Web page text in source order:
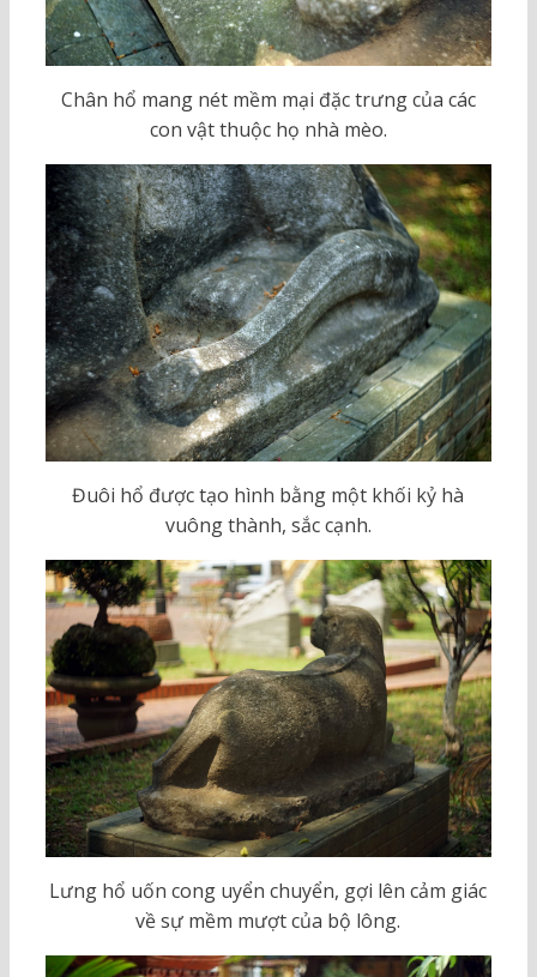
Chân hổ mang nét mềm mại đặc trưng của các
con vật thuộc họ nhà mèo.
Đuôi hổ được tạo hình bằng một khối kỷ hà
vuông thành, sắc cạnh.
Lưng hổ uốn cong uyển chuyển, gợi lên cảm giác
về sự mềm mượt của bộ lông.